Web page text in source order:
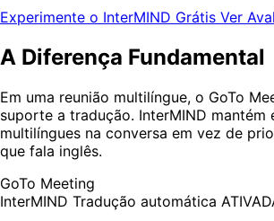
Experimente o InterMIND Grátis Ver
A Diferença Fundamental
Em uma reunião multilíngue, o GoTo
suporte a tradução. InterMIND mantém
multilíngues na conversa em vez de
que fala inglês.
GoTo Meeting
InterMIND Tradução automática